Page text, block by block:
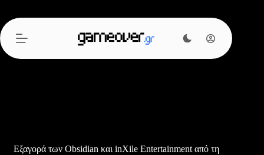
περιεχόμενο
Εξαγορά των Obsidian και inXile Entertainment από τη